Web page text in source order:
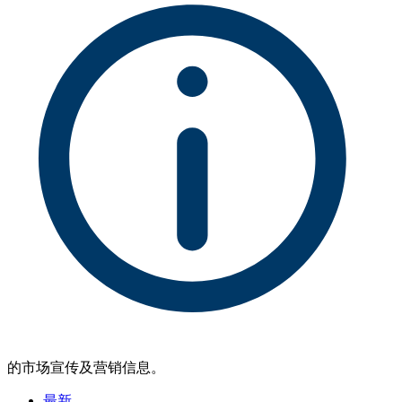
的市场宣传及营销信息。